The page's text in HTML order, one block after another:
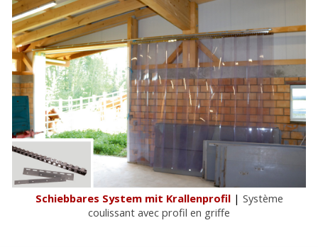
Schiebbares System mit Krallenprofil| Système
coulissant avec profil en griffe